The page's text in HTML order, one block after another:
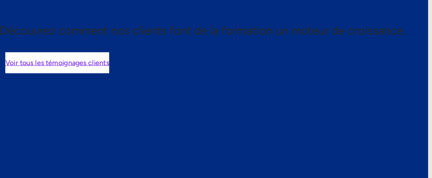
Découvrez comment nos clients font de la formation un moteur de croissance.
Voir tous les témoignages clients